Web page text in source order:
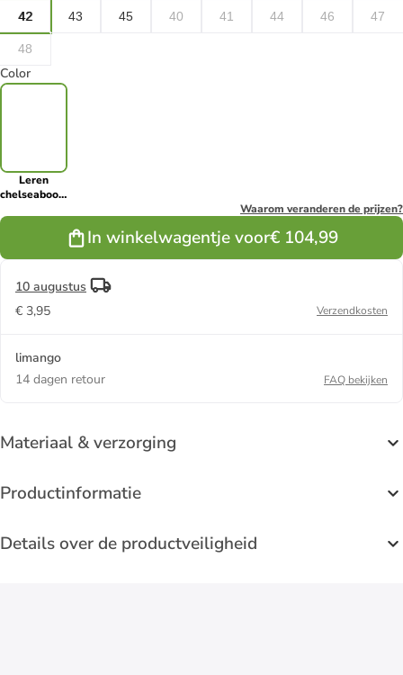
42
43 45 40 41 44 46 47
48
Color
Leren
chelseaboots
Waarom veranderen de prijzen?
In winkelwagentje voor€ 104,99
10 augustus
€ 3,95
Verzendkosten
limango
14 dagen retour
FAQ bekijken
Materiaal & verzorging
Productinformatie
Details over de productveiligheid